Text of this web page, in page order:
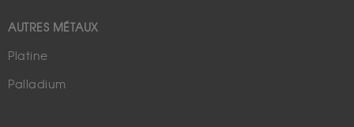
AUTRES MÉTAUX
Platine
Palladium